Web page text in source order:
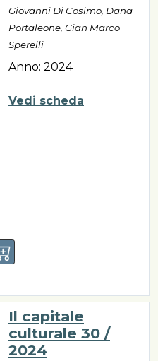
Giovanni Di Cosimo, Dana
Portaleone, Gian Marco
Sperelli
Anno: 2024
Vedi scheda
Il capitale
culturale 30 /
2024